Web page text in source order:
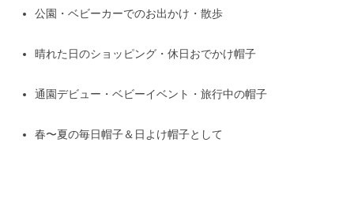
公園・ベビーカーでのお出かけ・散歩
晴れた日のショッピング・休日おでかけ帽子
通園デビュー・ベビーイベント・旅行中の帽子
春〜夏の毎日帽子＆日よけ帽子として